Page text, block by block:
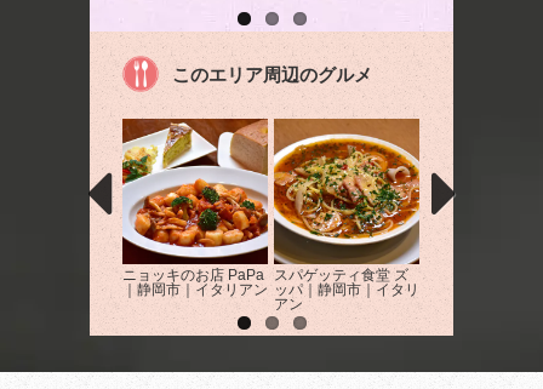
このエリア周辺のグルメ
ニョッキのお店 PaPa
｜静岡市｜イタリアン
スパゲッティ食堂 ズ
ッパ｜静岡市｜イタリ
アン
市｜カフェ